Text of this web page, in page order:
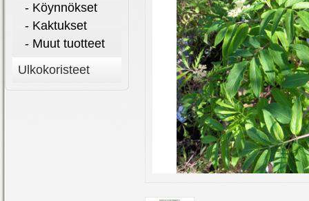
- Köynnökset
- Kaktukset
- Muut tuotteet
Ulkokoristeet